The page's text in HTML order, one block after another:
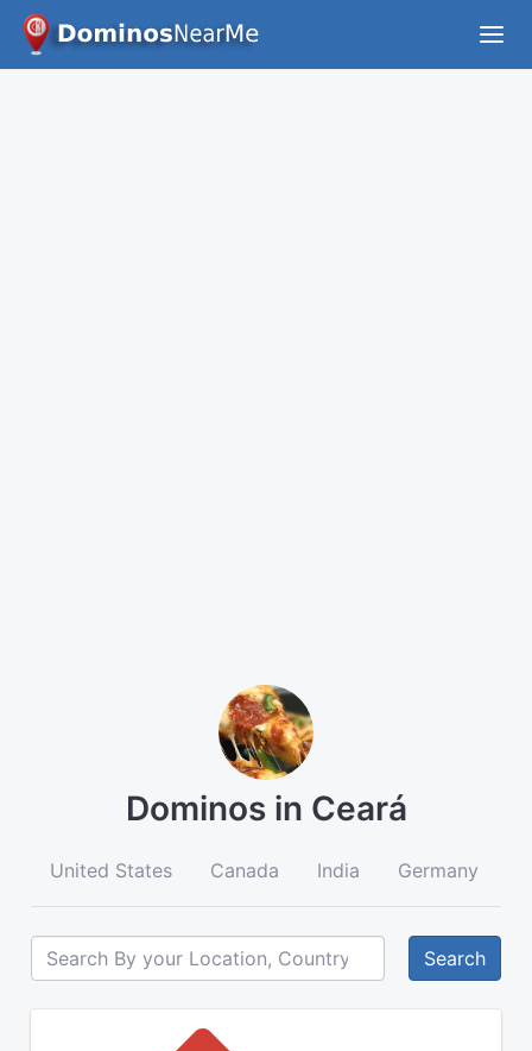
Dominos in Ceará
United States Canada India Germany
Search